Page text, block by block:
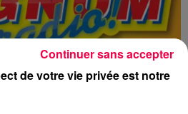
de votre vie privée est notre
Continuer sans accepter